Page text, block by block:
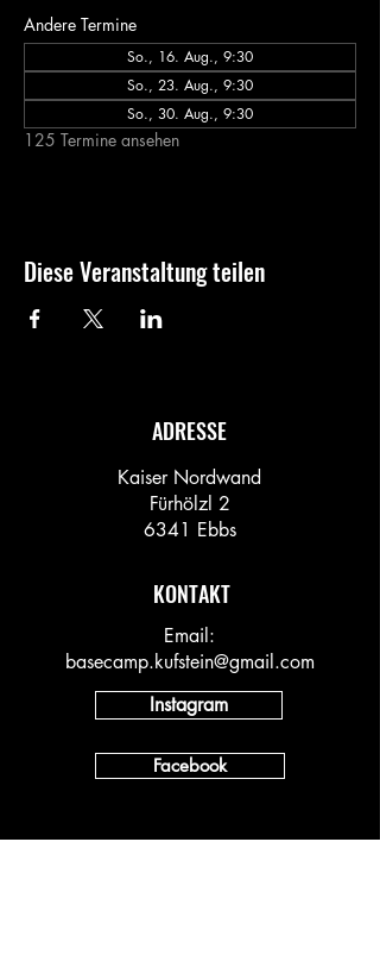
Andere Termine
So., 16. Aug., 9:30
So., 23. Aug., 9:30
So., 30. Aug., 9:30
125 Termine ansehen
Diese Veranstaltung teilen
ADRESSE
Kaiser Nordwand
Fürhölzl 2
6341 Ebbs
KONTAKT
Email:
basecamp.kufstein@gmail.com
Instagram
Facebook